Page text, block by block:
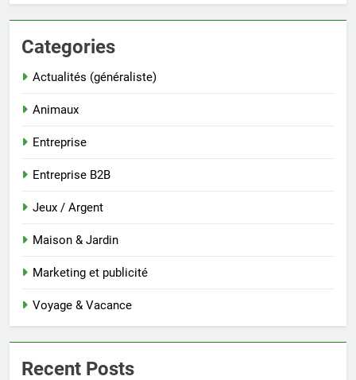
Categories
Actualités (généraliste)
Animaux
Entreprise
Entreprise B2B
Jeux / Argent
Maison & Jardin
Marketing et publicité
Voyage & Vacance
Recent Posts